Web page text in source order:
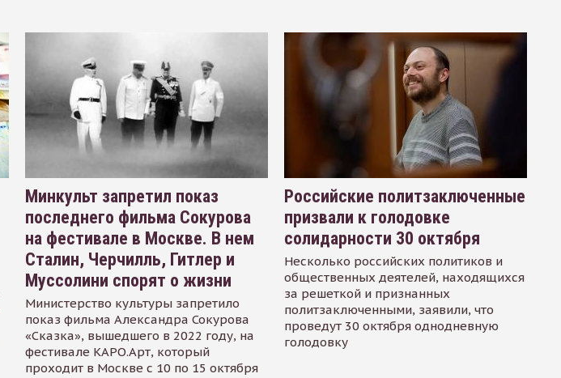
Минкульт запретил показ
последнего фильма Сокурова
на фестивале в Москве. В нем
Сталин, Черчилль, Гитлер и
Муссолини спорят о жизни
Министерство культуры запретило
показ фильма Александра Сокурова
«Сказка», вышедшего в 2022 году, на
фестивале КАРО.Арт, который
проходит в Москве с 10 по 15 октября
Российские политзаключенные
призвали к голодовке
солидарности 30 октября
Несколько российских политиков и
общественных деятелей, находящихся
за решеткой и признанных
политзаключенными, заявили, что
проведут 30 октября однодневную
голодовку